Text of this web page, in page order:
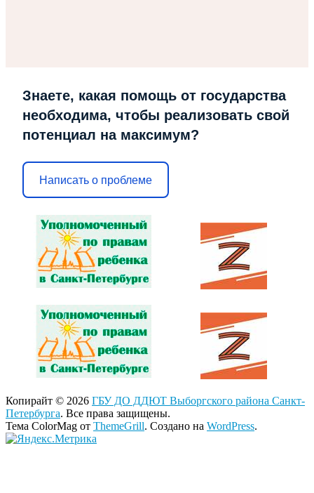
Знаете, какая помощь от государства
необходима, чтобы реализовать свой
потенциал на максимум?
Написать о проблеме
Копирайт © 2026 ГБУ ДО ДДЮТ Выборгского района Санкт-
Петербурга. Все права защищены.
Тема ColorMag от ThemeGrill. Создано на WordPress.